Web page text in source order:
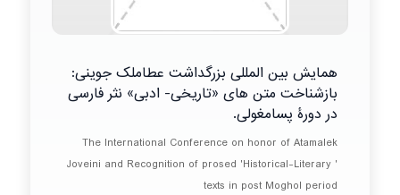
همایش بین المللی بزرگداشت عطاملک جوینی:
بازشناخت متن های «تاریخی- ادبی» نثر فارسی
در دورۀ پسامغولی.
The International Conference on honor of Atamalek
Joveini and Recognition of prosed 'Historical-Literary '
texts in post Moghol period